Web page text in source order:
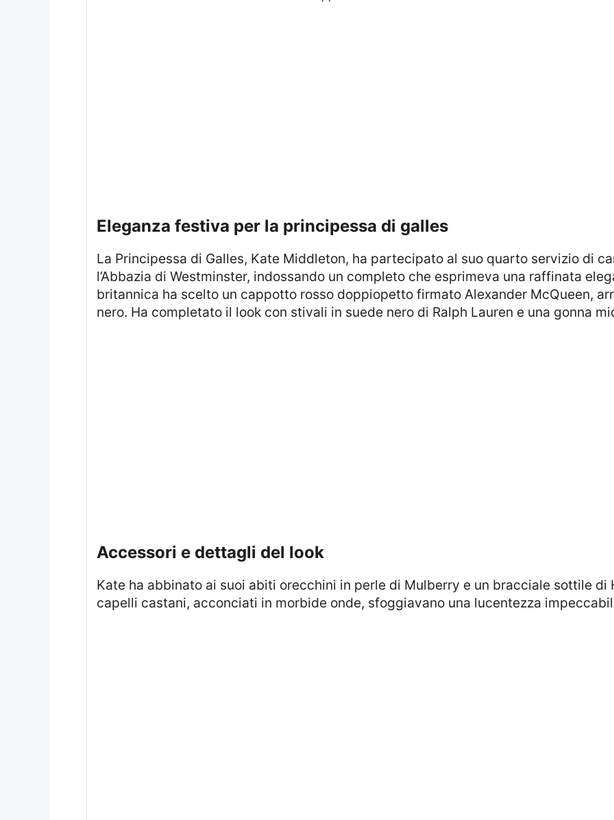
eleganza festiva per la principessa di galles
La Principessa di Galles, Kate Middleton, ha partecipato al suo quarto servizio di carole “Insieme a Natale” presso
l’Abbazia di Westminster, indossando un completo che esprimeva una raffinata
britannica ha scelto un cappotto rosso doppiopetto firmato Alexander McQueen,
nero. Ha completato il look con stivali in suede nero di Ralph Lauren e una gonna
accessori e dettagli del look
Kate ha abbinato ai suoi abiti orecchini in perle di Mulberry e un bracciale sottile di Halcyon Days, mentre i suoi
capelli castani, acconciati in morbide onde, sfoggiavano una lucentezza